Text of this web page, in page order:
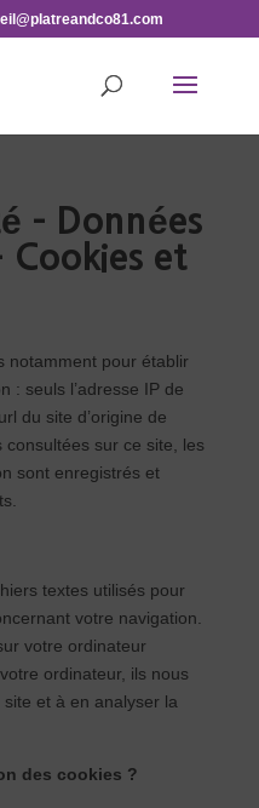
– Données
Cookies et
notamment pour établir
: seuls l’adresse IP de
du site d’origine de
sur ce site, les
sont enregistrés et
textes utilisés pour
votre navigation.
votre ordinateur
ordinateur, ils nous
et à en analyser la
des cookies ?